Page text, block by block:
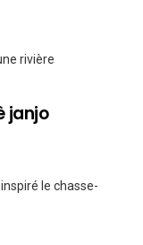
rivière
janjo
le chasse-